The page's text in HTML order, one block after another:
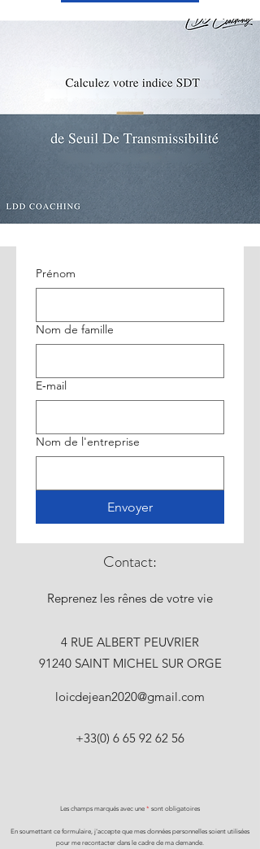
Prénom
Nom de famille
E‑mail
Nom de l'entreprise
Envoyer
Contact:
Reprenez les rênes de votre vie
4 RUE ALBERT PEUVRIER
91240 SAINT MICHEL SUR ORGE
loicdejean2020@gmail.com
+33(0) 6 65 92 62 56
Les champs marqués avec une * sont obligatoires
En soumettant ce formulaire, j'accepte que mes données personnelles soient utilisées
pour me recontacter dans le cadre de ma demande.